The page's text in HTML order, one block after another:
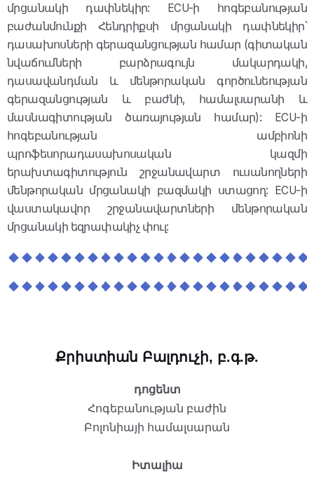
մրցանակի դափնեկիր: ECU-ի հոգեբանության
բաժանմունքի Հենդրիքսի մրցանակի դափնեկիր՝
դասախոսների գերազանցության համար (գիտական
նվաճումների բարձրագույն մակարդակի,
դասավանդման և մենթորական գործունեության
գերազանցության և բաժնի, համալսարանի և
մասնագիտության ծառայության համար): ECU-ի
հոգեբանության ամբիոնի
պրոֆեսորադասախոսական կազմի
երախտագիտություն շրջանավարտ ուսանողների
մենթորական մրցանակի բազմակի ստացող: ECU-ի
վաստակավոր շրջանավարտների մենթորական
մրցանակի եզրափակիչ փուլ:
Քրիստիան Բալդուչի, բ.գ.թ.
դոցենտ
Հոգեբանության բաժին
Բոլոնիայի համալսարան
Իտալիա